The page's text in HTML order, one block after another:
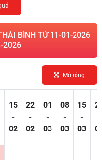
BÌNH TỪ 11-01-2026
2026
Mở rộng
15
-
02
22
-
02
01
-
03
08
-
03
15
-
03